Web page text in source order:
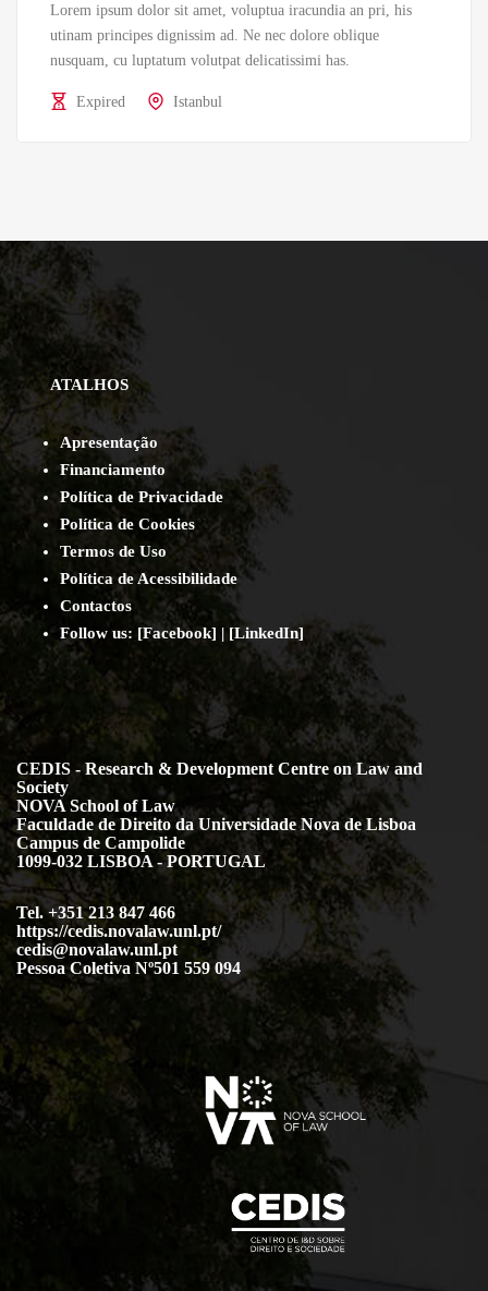
Lorem ipsum dolor sit amet, voluptua iracundia an pri, his
utinam principes dignissim ad. Ne nec dolore oblique
nusquam, cu luptatum volutpat delicatissimi has.
Expired Istanbul
ATALHOS
Apresentação
Financiamento
Política de Privacidade
Política de Cookies
Termos de Uso
Política de Acessibilidade
Contactos
Follow us: [Facebook] | [LinkedIn]
CEDIS - Research & Development Centre on Law and
Society
NOVA School of Law
Faculdade de Direito da Universidade Nova de Lisboa
Campus de Campolide
1099-032 LISBOA - PORTUGAL
Tel. +351 213 847 466
https://cedis.novalaw.unl.pt/
cedis@novalaw.unl.pt
Pessoa Coletiva Nº501 559 094